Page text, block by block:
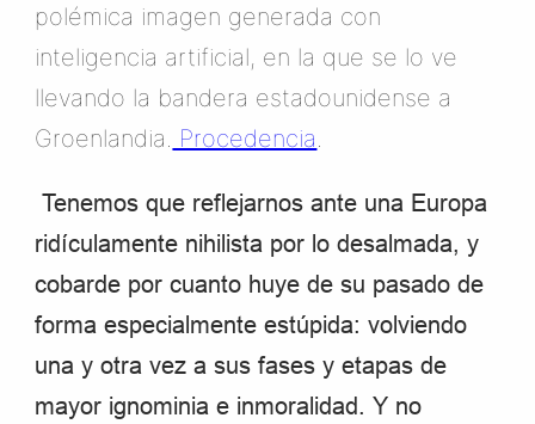
polémica imagen generada con
inteligencia artificial, en la que se lo ve
llevando la bandera estadounidense a
Groenlandia.
Procedencia
Tenemos que reflejarnos ante una Europa
ridículamente nihilista por lo desalmada, y
cobarde por cuanto huye de su pasado de
forma especialmente estúpida: volviendo
una y otra vez a sus fases y etapas de
mayor ignominia e inmoralidad. Y no